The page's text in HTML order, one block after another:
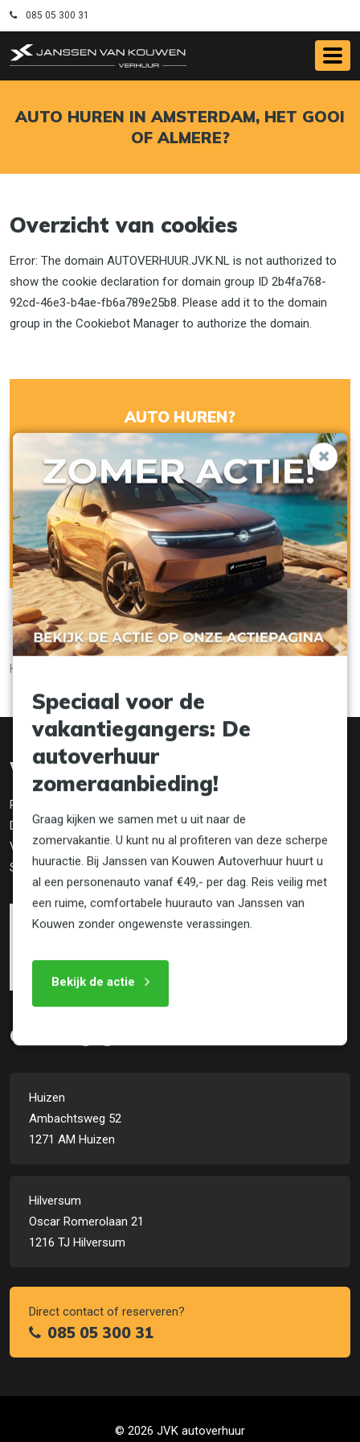
085 05 300 31
AUTO HUREN IN AMSTERDAM, HET GOOI
OF ALMERE?
Overzicht van cookies
Error: The domain AUTOVERHUUR.JVK.NL is not authorized to
show the cookie declaration for domain group ID 2b4fa768-
92cd-46e3-b4ae-fb6a789e25b8. Please add it to the domain
group in the Cookiebot Manager to authorize the domain.
AUTO HUREN?
Janssen van Kouwen Auto Verhuur heeft een modern en
zeer divers wagenpark.
Bekijk het aanbod
Home
Website info
Privacy
Disclaimer
Voorwaarden
Sitemap
Contactgegevens
Huizen
Ambachtsweg 52
1271 AM Huizen
Hilversum
Oscar Romerolaan 21
1216 TJ Hilversum
Direct contact of reserveren?
085 05 300 31
© 2026 JVK autoverhuur
Speciaal voor de
vakantiegangers: De
autoverhuur
zomeraanbieding!
Graag kijken we samen met u uit naar de
zomervakantie. U kunt nu al profiteren van deze scherpe
huuractie. Bij Janssen van Kouwen Autoverhuur huurt u
al een personenauto vanaf €49,- per dag. Reis veilig met
een ruime, comfortabele huurauto van Janssen van
Kouwen zonder ongewenste verassingen.
Bekijk de actie